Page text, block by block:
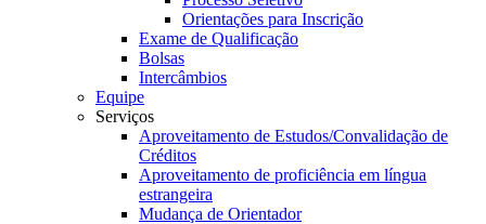
Orientações para Inscrição
Exame de Qualificação
Bolsas
Intercâmbios
Equipe
Serviços
Aproveitamento de Estudos/Convalidação de
Créditos
Aproveitamento de proficiência em língua
estrangeira
Mudança de Orientador